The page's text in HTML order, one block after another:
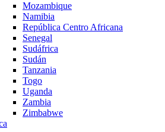
Mozambique
Namibia
República Centro Africana
Senegal
Sudáfrica
Sudán
Tanzania
Togo
Uganda
Zambia
Zimbabwe